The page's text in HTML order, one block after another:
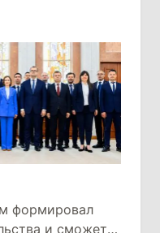
формировал
и сможет